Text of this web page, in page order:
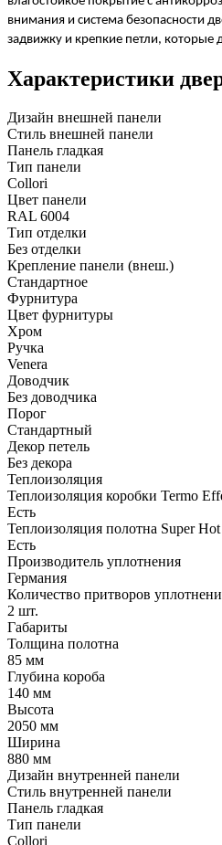
внимания и система безопасности
задвижку и крепкие петли,
Характеристики
Дизайн внешней панели
Стиль внешней панели
Панель гладкая
Тип панели
Collori
Цвет панели
RAL 6004
Тип отделки
Без отделки
Крепление панели (внеш.)
Стандартное
Фурнитура
Цвет фурнитуры
Хром
Ручка
Venera
Доводчик
Без доводчика
Порог
Стандартный
Декор петель
Без декора
Теплоизоляция
Теплоизоляция коробки Termo
Есть
Теплоизоляция полотна Super Нot
Есть
Производитель уплотнения
Германия
Количество притворов
2 шт.
Габариты
Толщина полотна
85 мм
Глубина короба
140 мм
Высота
2050 мм
Ширина
880 мм
Дизайн внутренней панели
Стиль внутренней панели
Панель гладкая
Тип панели
Collori